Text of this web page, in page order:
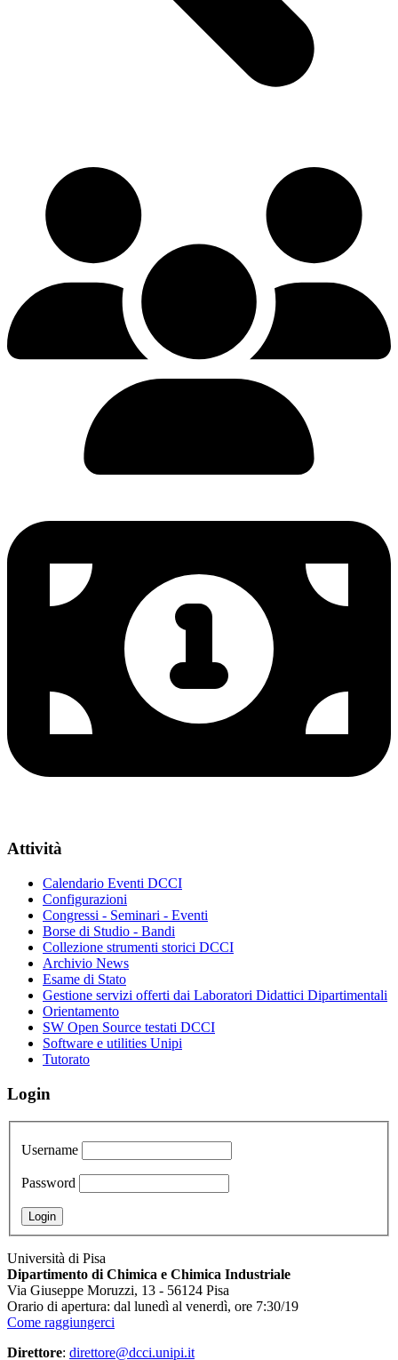
Attività
Calendario Eventi DCCI
Configurazioni
Congressi - Seminari - Eventi
Borse di Studio - Bandi
Collezione strumenti storici DCCI
Archivio News
Esame di Stato
Gestione servizi offerti dai Laboratori Didattici Dipartimentali
Orientamento
SW Open Source testati DCCI
Software e utilities Unipi
Tutorato
Login
Username
Password
Università di Pisa
Dipartimento di Chimica e Chimica Industriale
Via Giuseppe Moruzzi, 13 - 56124 Pisa
Orario di apertura: dal lunedì al venerdì, ore 7:30/19
Come raggiungerci
Direttore: direttore@dcci.unipi.it